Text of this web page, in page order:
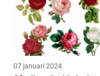
07 januari 2024